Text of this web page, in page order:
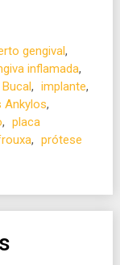
gengival,
inflamada,
, implante,
Ankylos,
, placa
, prótese